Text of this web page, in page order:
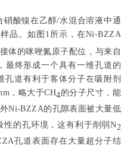
酸镍在乙醇/水混合溶液中通
品。如 图1 所示，在Ni-BZZA
体的咪唑氮原子配位，与来自
最终形成一个具有一维孔道的
道有利于客体分子在吸附剂
，略大于CH4的分子尺寸，能
Ni-BZZA的孔隙表面被大量低
性的孔环境，这有利于削弱N2
孔道表面存在大量超分子结